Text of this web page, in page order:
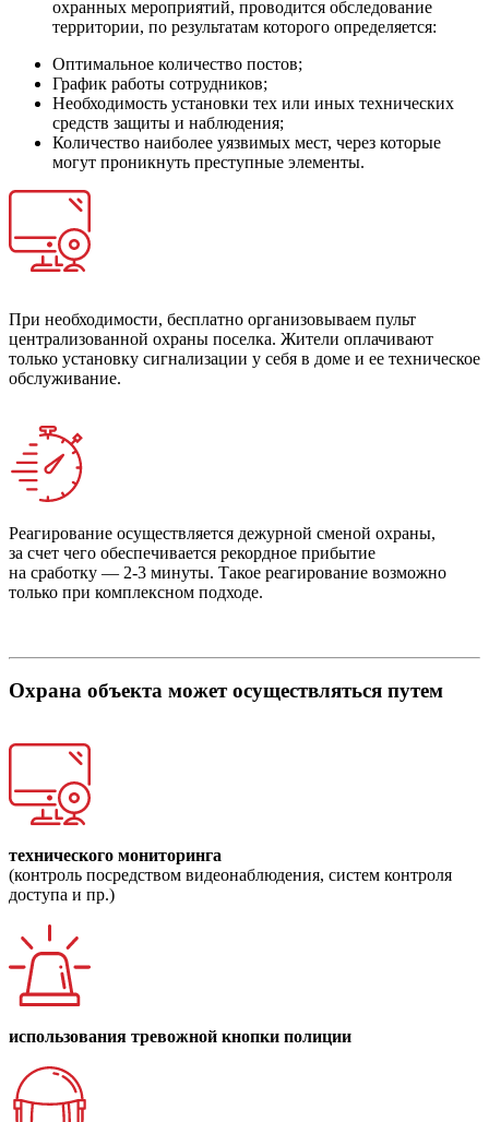
охранных мероприятий, проводится обследование
территории, по результатам которого определяется:
Оптимальное количество постов;
График работы сотрудников;
Необходимость установки тех или иных технических
средств защиты и наблюдения;
Количество наиболее уязвимых мест, через которые
могут проникнуть преступные элементы.
При необходимости, бесплатно организовываем пульт
централизованной охраны поселка. Жители оплачивают
только установку сигнализации у себя в доме и ее техническое
обслуживание.
Реагирование осуществляется дежурной сменой охраны,
за счет чего обеспечивается рекордное прибытие
на сработку — 2-3 минуты. Такое реагирование возможно
только при комплексном подходе.
Охрана объекта может осуществляться путем
технического мониторинга
(контроль посредством видеонаблюдения, систем контроля
доступа и пр.)
использования тревожной кнопки полиции